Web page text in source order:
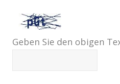
Geben Sie den obigen